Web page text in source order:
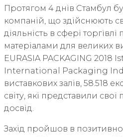
Протягом 4 днів Стамбул
компаній, що здійснюють
діяльність в сфері
матеріалами для великих
EURASIA PACKAGING 2018
International Packaging
виставкових залів, 58.518
світу, які представили свої
досвід.
Захід пройшов в